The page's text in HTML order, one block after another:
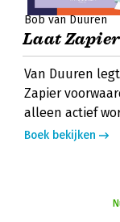
Bob van Duuren
Laat
Van Duuren
Zapier
alleen actief
Boek bekijken